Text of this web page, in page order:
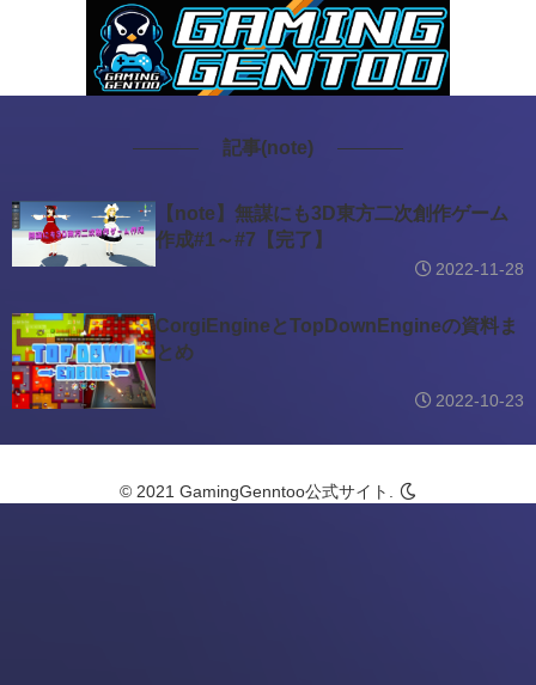
記事(note)
【note】無謀にも3D東方二次創作ゲーム
作成#1～#7【完了】
2022-11-28
CorgiEngineとTopDownEngineの資料ま
とめ
2022-10-23
© 2021 GamingGenntoo公式サイト.